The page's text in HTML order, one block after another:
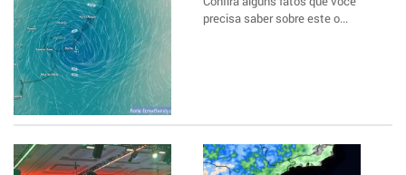
precisa saber sobre este o...